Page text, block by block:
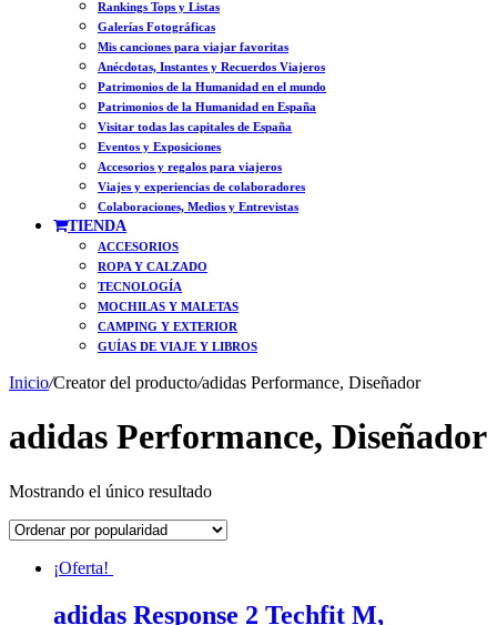
Rankings Tops y Listas
Galerías Fotográficas
Mis canciones para viajar favoritas
Anécdotas, Instantes y Recuerdos Viajeros
Patrimonios de la Humanidad en el mundo
Patrimonios de la Humanidad en España
Visitar todas las capitales de España
Eventos y Exposiciones
Accesorios y regalos para viajeros
Viajes y experiencias de colaboradores
Colaboraciones, Medios y Entrevistas
TIENDA
ACCESORIOS
ROPA Y CALZADO
TECNOLOGÍA
MOCHILAS Y MALETAS
CAMPING Y EXTERIOR
GUÍAS DE VIAJE Y LIBROS
Inicio/Creator del producto/adidas Performance, Diseñador
adidas Performance, Diseñador
Mostrando el único resultado
¡Oferta!
adidas Response 2 Techfit M,